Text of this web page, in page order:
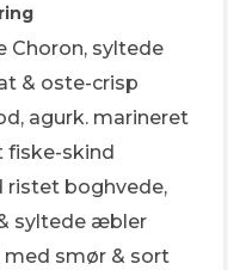
Choron, syltede
& oste-crisp
agurk. marineret
fiske-skind
ristet boghvede,
syltede æbler
smør & sort